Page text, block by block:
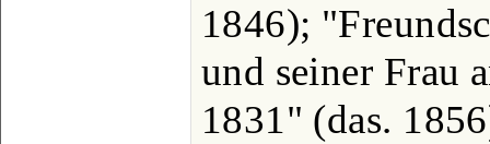
1846);
und seiner Frau
1831" (das.